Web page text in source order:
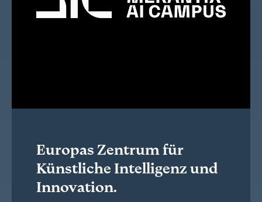
Europas Zentrum für
Künstliche Intelligenz und
Innovation.